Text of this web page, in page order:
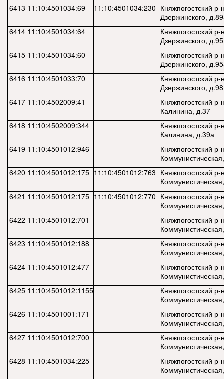
6413 11:10:4501034:69 11:10:4501034:230 Княжпогостский
Дзержинского,
6414 11:10:4501034:64
Княжпогостский
Дзержинского, д.95
6415 11:10:4501034:60
Княжпогостский
Дзержинского,
6416 11:10:4501033:70
Княжпогостский
Дзержинского, д.98
6417 11:10:4502009:41
Княжпогостский
Калинина, д.37
6418 11:10:4502009:344
Княжпогостский
Калинина, д.39а
6419 11:10:4501012:946
Княжпогостский
6420 11:10:4501012:175 11:10:4501012:763 Княжпогостский
6421 11:10:4501012:175 11:10:4501012:770 Княжпогостский
6422 11:10:4501012:701
Княжпогостский
6423 11:10:4501012:188
Княжпогостский
6424 11:10:4501012:477
Княжпогостский
6425 11:10:4501012:1155
Княжпогостский
6426 11:10:4501001:171
Княжпогостский
6427 11:10:4501012:700
Княжпогостский
6428 11:10:4501034:225
Княжпогостский